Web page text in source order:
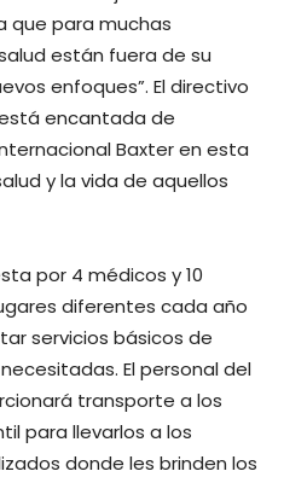
que para muchas
están fuera de su
enfoques”. El directivo
encantada de
Baxter en esta
y la vida de aquellos
por 4 médicos y 10
diferentes cada año
servicios básicos de
El personal del
transporte a los
para llevarlos a los
donde les brinden los